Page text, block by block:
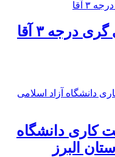
درجه ۳ آقا
کاری دانشگاه
البرز